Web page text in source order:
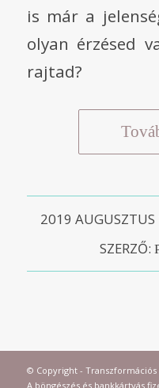
is már a
olyan érzésed
rajtad?
2019 AUGUSZTUS
/
SZERZŐ:
© Copyright -
A böngészés és bankkártyás